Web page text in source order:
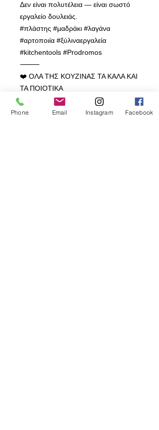
Δεν είναι πολυτέλεια — είναι σωστό
εργαλείο δουλειάς.
#πλάστης #μαδράκι #λαγάνα
#αρτοποιία #ξύλιναεργαλεία
#kitchentools #Prodromos
⸻
❤️ ΟΛΑ ΤΗΣ ΚΟΥΖΙΝΑΣ ΤΑ ΚΑΛΑ ΚΑΙ
ΤΑ ΠΟΙΟΤΙΚΑ
Πρόδρομος Χατζήκυριακου και Υιός
Λτδ
Phone Email Instagram Facebook